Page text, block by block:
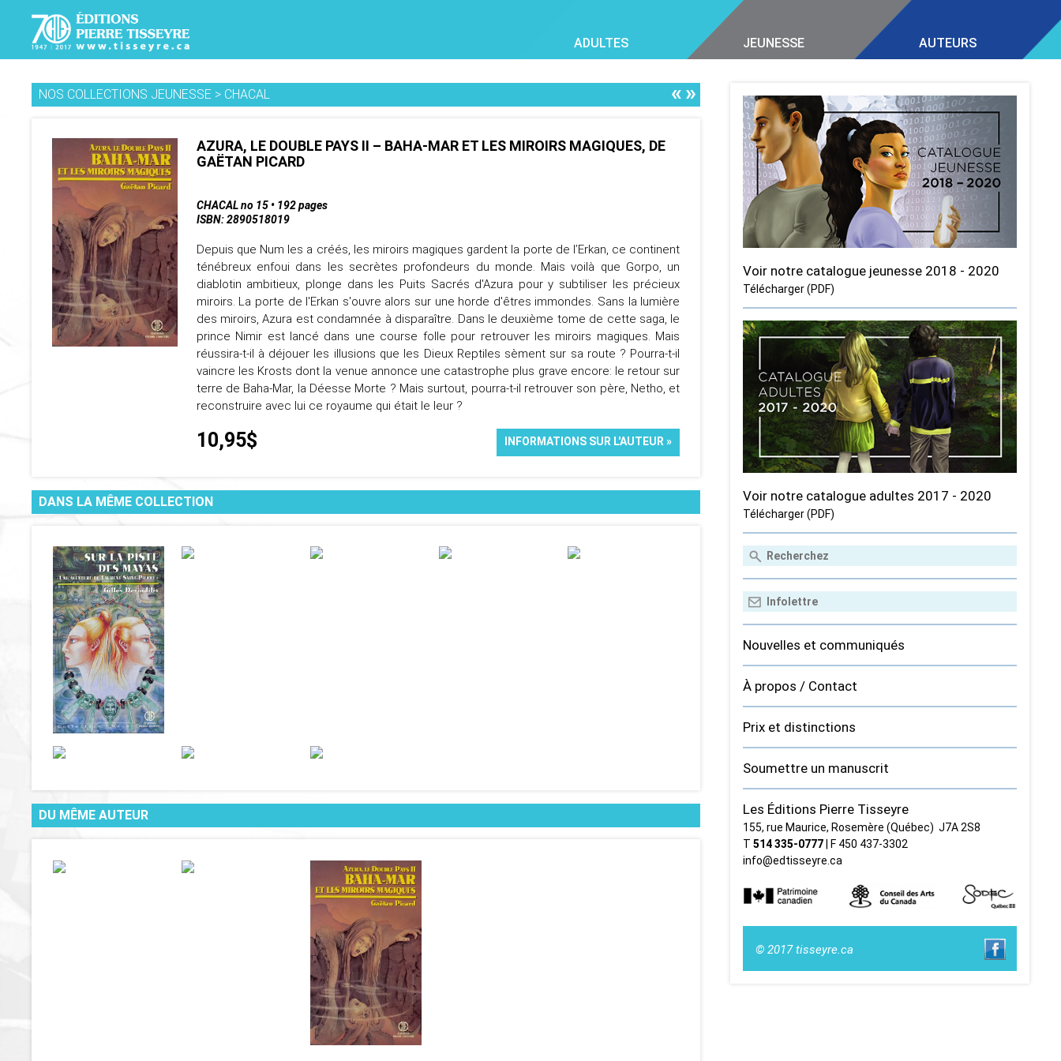
ADULTES JEUNESSE AUTEURS
NOS COLLECTIONS JEUNESSE > CHACAL «»
AZURA, LE DOUBLE PAYS II – BAHA-MAR ET LES MIROIRS MAGIQUES, DE
GAËTAN PICARD
CHACAL no 15 • 192 pages
ISBN: 2890518019
Depuis que Num les a créés, les miroirs magiques gardent la porte de l’Erkan, ce continent
ténébreux enfoui dans les secrètes profondeurs du monde. Mais voilà que Gorpo, un
diablotin ambitieux, plonge dans les Puits Sacrés d'Azura pour y subtiliser les précieux
miroirs. La porte de l'Erkan s'ouvre alors sur une horde d'êtres immondes. Sans la lumière
des miroirs, Azura est condamnée à disparaître. Dans le deuxième tome de cette saga, le
prince Nimir est lancé dans une course folle pour retrouver les miroirs magiques. Mais
réussira-t-il à déjouer les illusions que les Dieux Reptiles sèment sur sa route ? Pourra-t-il
vaincre les Krosts dont la venue annonce une catastrophe plus grave encore: le retour sur
terre de Baha-Mar, la Déesse Morte ? Mais surtout, pourra-t-il retrouver son père, Netho, et
reconstruire avec lui ce royaume qui était le leur ?
10,95$ INFORMATIONS SUR L'AUTEUR »
DANS LA MÊME COLLECTION
DU MÊME AUTEUR
Voir notre catalogue jeunesse 2018 - 2020
Télécharger (PDF)
Voir notre catalogue adultes 2017 - 2020
Télécharger (PDF)
Nouvelles et communiqués
À propos / Contact
Prix et distinctions
Soumettre un manuscrit
Les Éditions Pierre Tisseyre
155, rue Maurice, Rosemère (Québec) J7A 2S8
T 514 335‑0777| F 450 437‑3302
info@edtisseyre.ca
© 2017 tisseyre.ca